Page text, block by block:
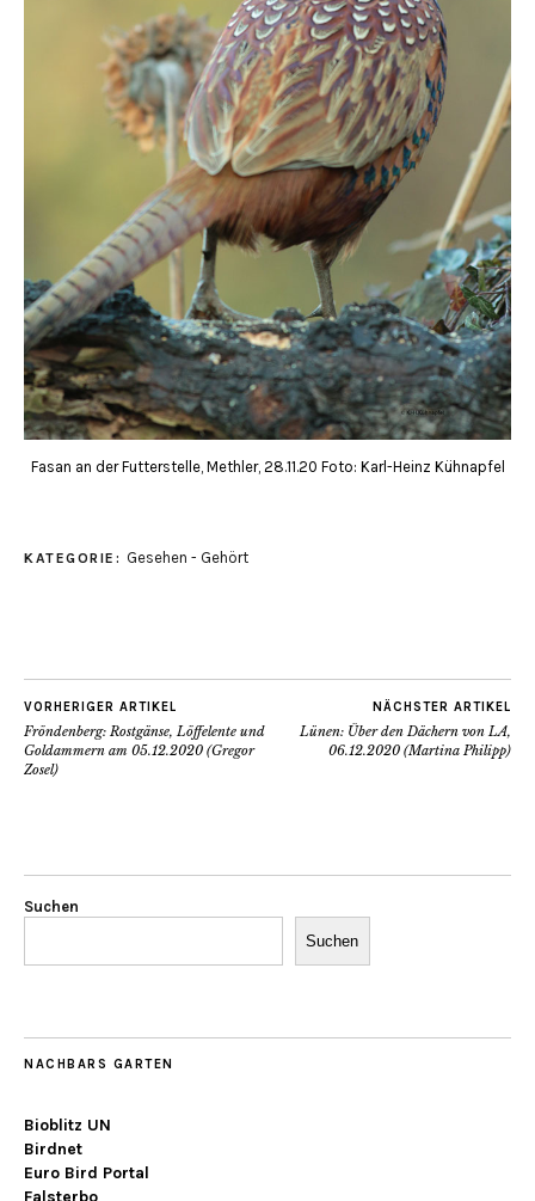
Fasan an der Futterstelle, Methler, 28.11.20 Foto: Karl-Heinz Kühnapfel
KATEGORIE: Gesehen - Gehört
VORHERIGER ARTIKEL
Fröndenberg: Rostgänse, Löffelente und
Goldammern am 05.12.2020 (Gregor
Zosel)
NÄCHSTER ARTIKEL
Lünen: Über den Dächern von LA,
06.12.2020 (Martina Philipp)
Suchen
Suchen
NACHBARS GARTEN
Bioblitz UN
Birdnet
Euro Bird Portal
Falsterbo